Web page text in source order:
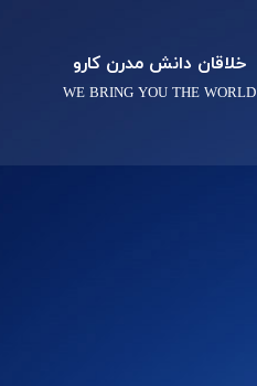
خلاقان دانش مدرن کارو
WE BRING YOU THE WORLD